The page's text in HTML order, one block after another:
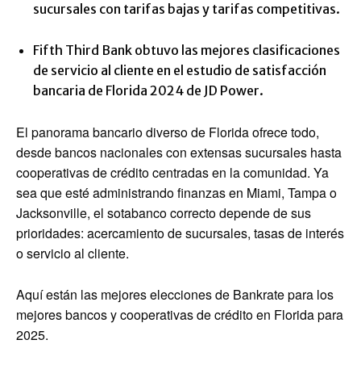
sucursales con tarifas bajas y tarifas competitivas.
Fifth Third Bank obtuvo las mejores clasificaciones
de servicio al cliente en el estudio de satisfacción
bancaria de Florida 2024 de JD Power.
El panorama bancario diverso de Florida ofrece todo,
desde bancos nacionales con extensas sucursales hasta
cooperativas de crédito centradas en la comunidad. Ya
sea que esté administrando finanzas en Miami, Tampa o
Jacksonville, el sotabanco correcto depende de sus
prioridades: acercamiento de sucursales, tasas de interés
o servicio al cliente.
Aquí están las mejores elecciones de Bankrate para los
mejores bancos y cooperativas de crédito en Florida para
2025.